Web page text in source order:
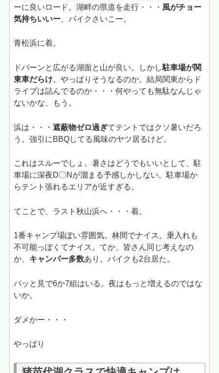
ーに良いロード。湖畔の県道を走行・・・ 風がチョー
気持ちいいー 、バイクさいこー。
青松浜に着。
ドバーンと広がる湖面と山が良い。しかし駐車場が関
東車だらけ。やっぱりそうなるのか。結局関東からド
ライブは詰んでるのか・・・何やっても無駄なんじゃ
ないかな、もう。
浜は・・・遮蔽物ゼロ過ぎてテントではクソ暑いだろ
う。強引にBBQしてる風味のヤツ居るけど。
これはスルーでしょ。暑さはどうでもいいとして、駐
車場に深夜D〇Nが溜まる予感しかしない。駐車場か
らテント張れるエリアが近すぎる。
てことで、ラスト秋山浜へ・・・着。
1番キャンプ場ぽい雰囲気。林間でナイス。乗入れも
不可能っぽくてナイス。てか、皆さん同じ考えなの
か、 キャンパー多数あり。バイクも2台居た。
パッと見で6か7組はいる。夜はもっと増えるのではな
いか。
ダメかー・・・
やっぱり